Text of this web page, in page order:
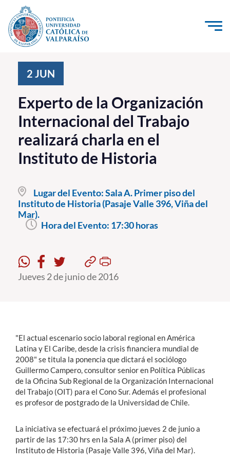
Click acá para ir directamente al contenido
Investigación, Creación e Innovación
PUCV Internacional
Vinculación con el Medio
Admisión
Pregrado
Postgrado
Formación Continua
Estudiantes
Académicos
English
2 JUN
Experto de la Organización
Internacional del Trabajo
realizará charla en el
Instituto de Historia
Lugar del Evento:Sala A. Primer piso del
Instituto de Historia (Pasaje Valle 396, Viña del
Mar).
Hora del Evento: 17:30 horas
Jueves 2 de junio de 2016
"El actual escenario socio laboral regional en América
Latina y El Caribe, desde la crisis financiera mundial de
2008" se titula la ponencia que dictará el sociólogo
Guillermo Campero, consultor senior en Política Públicas
de la Oficina Sub Regional de la Organización Internacional
del Trabajo (OIT) para el Cono Sur. Además el profesional
es profesor de postgrado de la Universidad de Chile.
La iniciativa se efectuará el próximo jueves 2 de junio a
partir de las 17:30 hrs en la Sala A (primer piso) del
Instituto de Historia (Pasaje Valle 396, Viña del Mar).